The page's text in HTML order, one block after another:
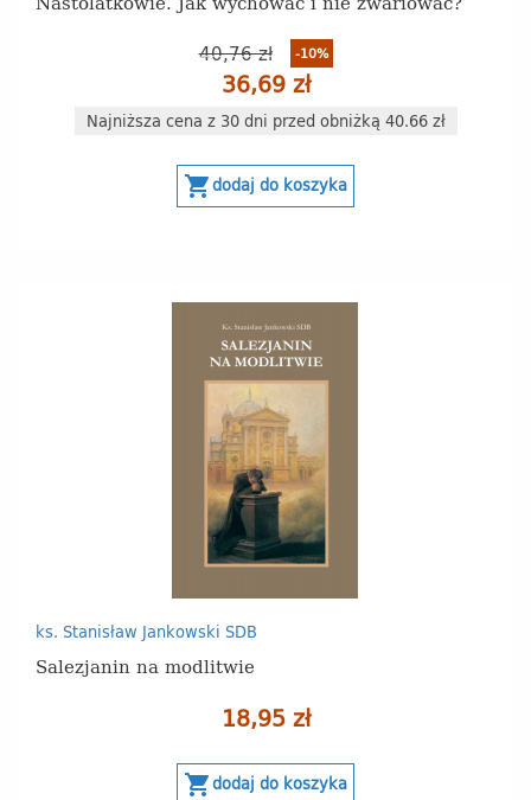
40,76 zł -10%
36,69 zł
Najniższa cena z 30 dni przed obniżką 40.66 zł
shopping_cartdodaj do koszyka
ks. Stanisław Jankowski SDB
Salezjanin na modlitwie
18,95 zł
shopping_cartdodaj do koszyka